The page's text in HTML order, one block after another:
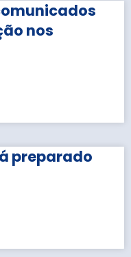
nos
preparado